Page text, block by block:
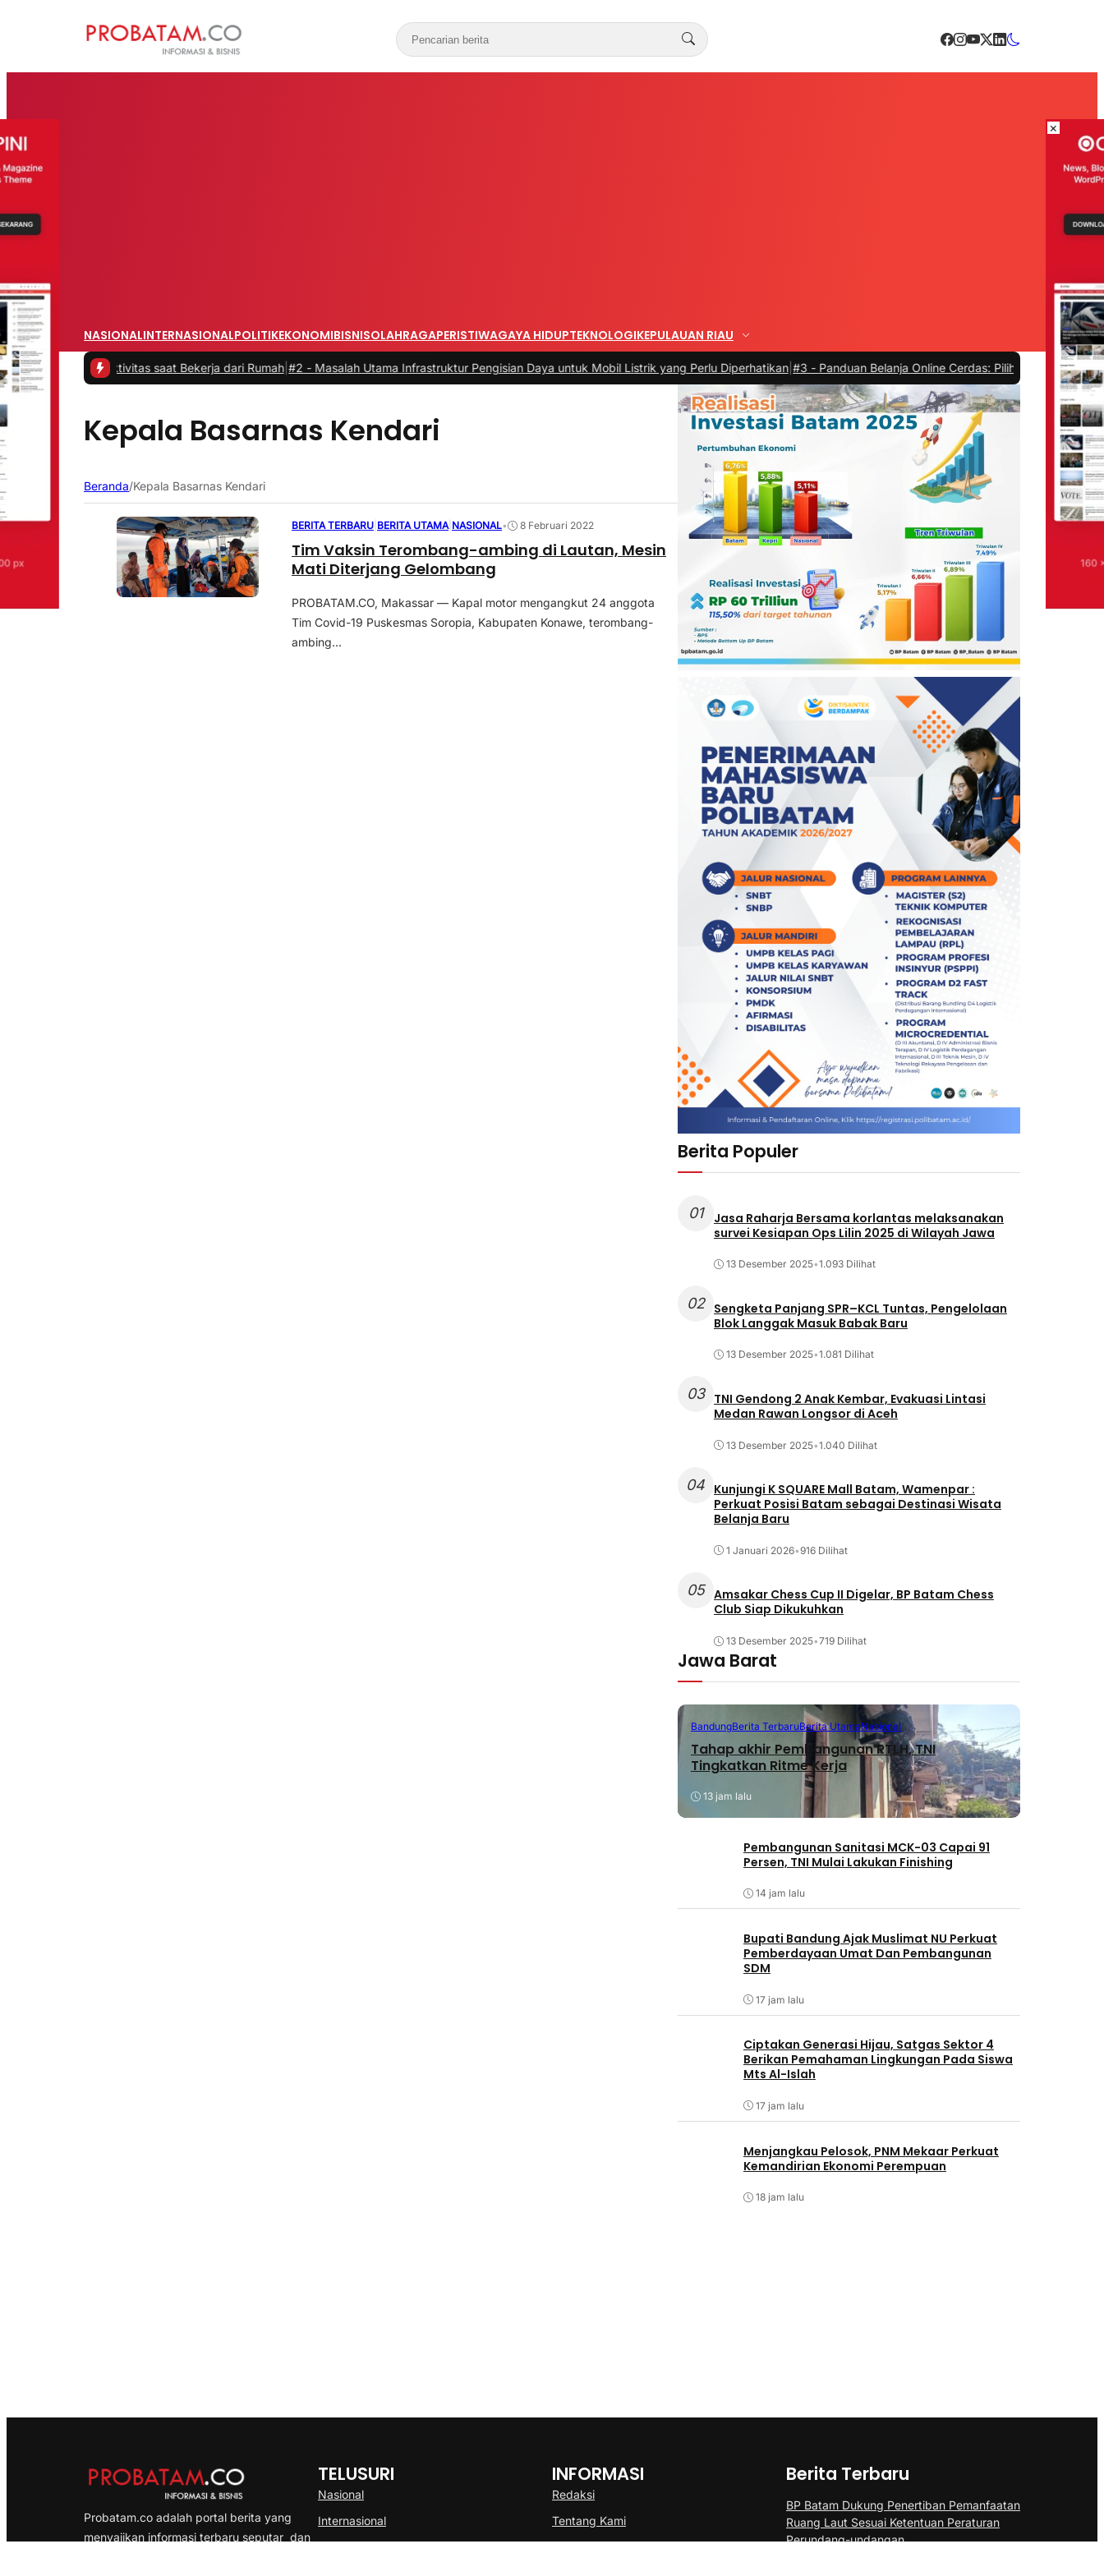
NASIONALINTERNASIONALPOLITIKEKONOMIBISNISOLAHRAGAPERISTIWAGAYA HIDUPTEKNOLOGIKEPULAUAN RIAU
Produktivitas saat Bekerja dari Rumah |#2 -Masalah Utama Infrastruktur Pengisian Daya untuk Mobil Listrik yang Perlu Diperhatikan|#3 -Panduan Belanja Online Cerdas: Pilih Produk dengan Bijak dan
Kepala Basarnas Kendari
Beranda/Kepala Basarnas Kendari
BERITA TERBARU BERITA UTAMA NASIONAL• 8 Februari 2022
Tim Vaksin Terombang-ambing di Lautan, Mesin
Mati Diterjang Gelombang
PROBATAM.CO, Makassar — Kapal motor mengangkut 24 anggota
Tim Covid-19 Puskesmas Soropia, Kabupaten Konawe, terombang-
ambing...
Berita Populer
01
Jasa Raharja Bersama korlantas melaksanakan
survei Kesiapan Ops Lilin 2025 di Wilayah Jawa
13 Desember 2025•1.093 Dilihat
02
Sengketa Panjang SPR–KCL Tuntas, Pengelolaan
Blok Langgak Masuk Babak Baru
13 Desember 2025•1.081 Dilihat
03
TNI Gendong 2 Anak Kembar, Evakuasi Lintasi
Medan Rawan Longsor di Aceh
13 Desember 2025•1.040 Dilihat
04 Kunjungi K SQUARE Mall Batam, Wamenpar :
Perkuat Posisi Batam sebagai Destinasi Wisata
Belanja Baru
1 Januari 2026•916 Dilihat
05 Amsakar Chess Cup II Digelar, BP Batam Chess
Club Siap Dikukuhkan
13 Desember 2025•719 Dilihat
Jawa Barat
BandungBerita TerbaruBerita UtamaNasional
Tahap akhir Pembangunan RTLH, TNI
Tingkatkan Ritme Kerja
13 jam lalu
Pembangunan Sanitasi MCK-03 Capai 91
Persen, TNI Mulai Lakukan Finishing
14 jam lalu
Bupati Bandung Ajak Muslimat NU Perkuat
Pemberdayaan Umat Dan Pembangunan
SDM
17 jam lalu
Ciptakan Generasi Hijau, Satgas Sektor 4
Berikan Pemahaman Lingkungan Pada Siswa
Mts Al-Islah
17 jam lalu
Menjangkau Pelosok, PNM Mekaar Perkuat
Kemandirian Ekonomi Perempuan
18 jam lalu
Probatam.co adalah portal berita yang
menyajikan informasi terbaru seputar dan
TELUSURI
Nasional
Internasional
INFORMASI
Redaksi
Tentang Kami
Berita Terbaru
BP Batam Dukung Penertiban Pemanfaatan
Ruang Laut Sesuai Ketentuan Peraturan
Perundang-undangan
×